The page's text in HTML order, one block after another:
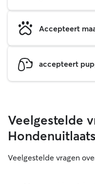
Accepteert
accepteert
Veelgestelde
Veelgestelde vragen